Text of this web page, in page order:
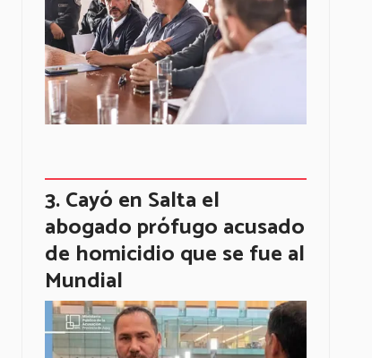
Cayó en Salta el
abogado prófugo acusado
de homicidio que se fue al
Mundial